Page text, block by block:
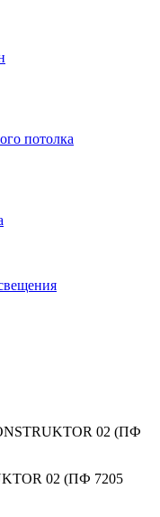
потолка
02 (ПФ 7205